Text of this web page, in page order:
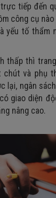
tiếp đến
công cụ
yếu tố thẩm
thấp thì
chút và phụ
lại, ngân
giao diện
nâng cao.